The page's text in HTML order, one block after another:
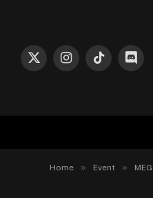
X
InstagramTikTok
Home » Event »